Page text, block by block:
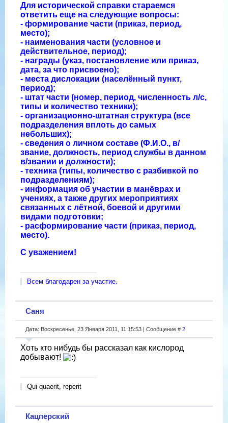
Для исторической справки стараемся
ответить еще на следующие вопросы:
- формирование части (приказ, период,
место);
- наименования части (условное и
действительное, период);
- награды (указ, постановление или приказ,
дата, за что присвоено);
- места дислокации (населённый пункт,
период);
- штат части (номер, период, численность л/с,
типы и количество техники);
- организационно-штатная структура (все
подразделения вплоть до самых
небольших);
- сведения о личном составе (Ф.И.О., в/
звание, должность, период службы в данном
в/звании и должности);
- техника (типы, количество с разбивкой по
подразделениям);
- информация об участии в манёврах и
учениях, а также других мероприятиях
связанных с лётной, боевой и другими
видами подготовки;
- расформирование части (приказ, период,
место).
С уважением!
Всем благодарен за участие.
Саня
Дата: Воскресенье, 23 Января 2011, 11:15:53 | Сообщение # 2
Хоть кто нибудь бы рассказал как кислород
добывают!
Qui quaerit, reperit
Кацперский